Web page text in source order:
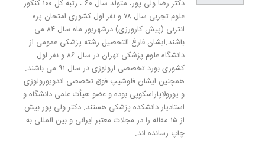
دكتر رضا ولی پور، متولد سال ٦٠ ، رتبه كل ١٠٠ كنكور
علوم تجربی سال ٧٨ و نفر اول كشوری امتحان پره
انترنی (پیش كارورزی) درشهریور ماه سال ٨٤ می
باشند.ایشان فارغ التحصیل رشته پزشكی عمومی از
دانشگاه علوم پزشكی تهران در سال ٨٦ و نفر اول
كشوری بورد تخصصی ارولوژی در سال ٩١ می باشند.
همچنین ایشان فلوشیپ فوق تخصصی اندویورولوژی
و یورولاپاراسكوپی بوده و عضو هیأت علمی دانشگاه و
استادیار دانشكده پزشكی هستند. دکتر ولی پور بیش
از ١٥ مقاله را در مجلات معتبر ایرانی و بین المللی به
چاپ رسانده اند.